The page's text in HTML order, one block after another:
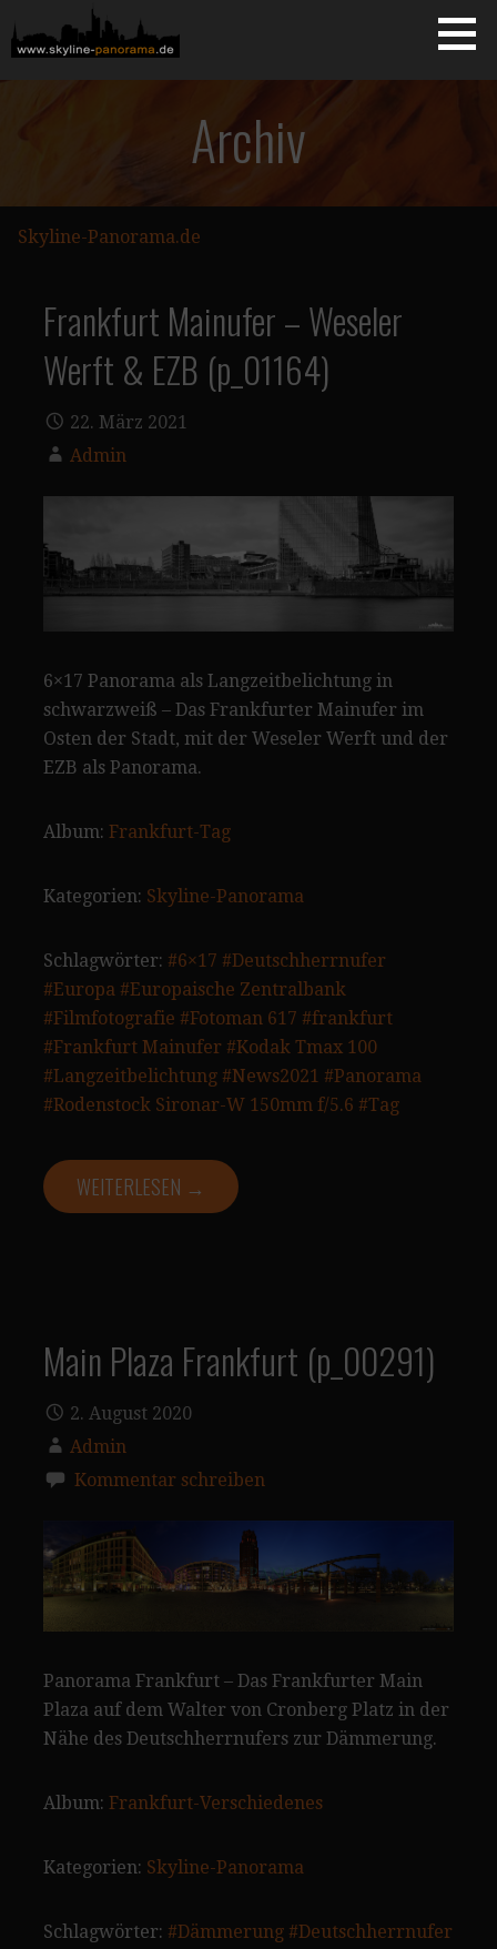
Inhalt
springen
SKYLINE-PANORAMA.DE
Archiv
Skyline-Panorama.de
Frankfurt Mainufer – Weseler
Werft & EZB (p_01164)
22. März 2021
Admin
6×17 Panorama als Langzeitbelichtung in
schwarzweiß – Das Frankfurter Mainufer im
Osten der Stadt, mit der Weseler Werft und der
EZB als Panorama.
Album: Frankfurt-Tag
Kategorien: Skyline-Panorama
Schlagwörter: #6×17 #Deutschherrnufer
#Europa #Europaische Zentralbank
#Filmfotografie #Fotoman 617 #frankfurt
#Frankfurt Mainufer #Kodak Tmax 100
#Langzeitbelichtung #News2021 #Panorama
#Rodenstock Sironar-W 150mm f/5.6 #Tag
WEITERLESEN →
Main Plaza Frankfurt (p_00291)
2. August 2020
Admin
Kommentar schreiben
Panorama Frankfurt – Das Frankfurter Main
Plaza auf dem Walter von Cronberg Platz in der
Nähe des Deutschherrnufers zur Dämmerung.
Album: Frankfurt-Verschiedenes
Kategorien: Skyline-Panorama
Schlagwörter: #Dämmerung #Deutschherrnufer